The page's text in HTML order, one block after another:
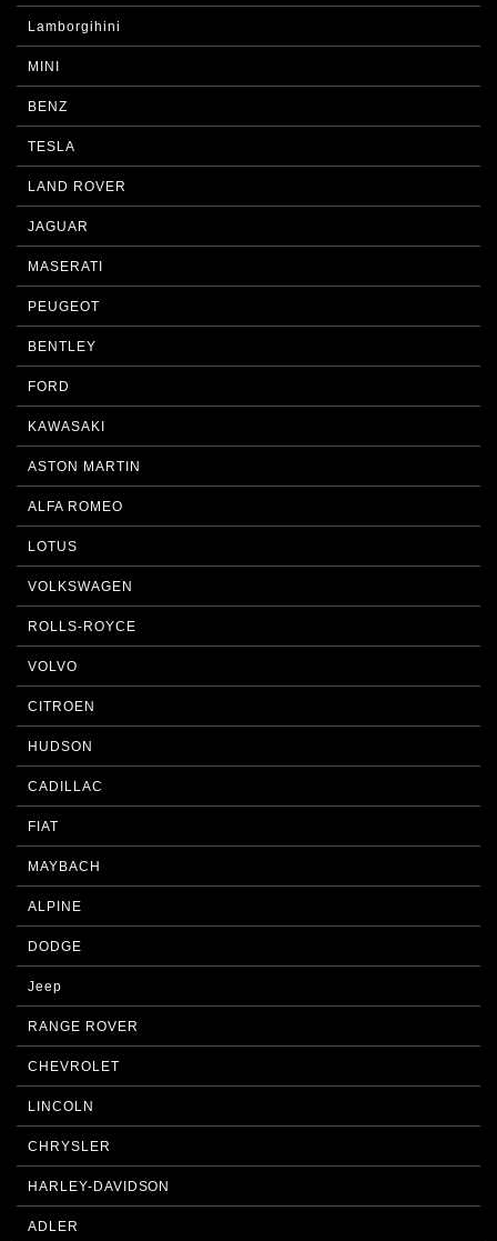
Lamborgihini
MINI
BENZ
TESLA
LAND ROVER
JAGUAR
MASERATI
PEUGEOT
BENTLEY
FORD
KAWASAKI
ASTON MARTIN
ALFA ROMEO
LOTUS
VOLKSWAGEN
ROLLS-ROYCE
VOLVO
CITROEN
HUDSON
CADILLAC
FIAT
MAYBACH
ALPINE
DODGE
Jeep
RANGE ROVER
CHEVROLET
LINCOLN
CHRYSLER
HARLEY-DAVIDSON
ADLER